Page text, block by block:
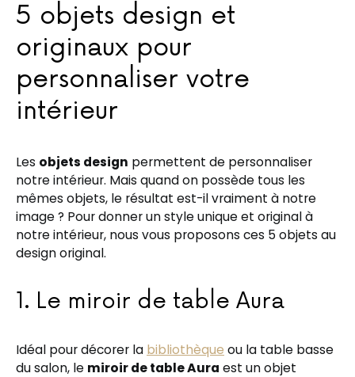
5 objets design et
originaux pour
personnaliser votre
intérieur
Les objets design permettent de personnaliser
notre intérieur. Mais quand on possède tous les
mêmes objets, le résultat est-il vraiment à notre
image ? Pour donner un style unique et original à
notre intérieur, nous vous proposons ces 5 objets au
design original.
1. Le miroir de table Aura
Idéal pour décorer la bibliothèque ou la table basse
du salon, le miroir de table Aura est un objet